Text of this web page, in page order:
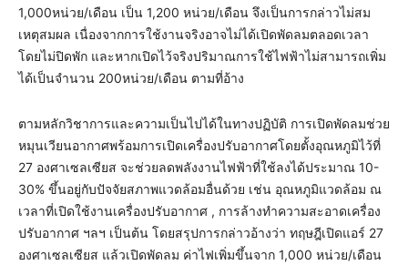
1,000หน่วย/เดือน เป็น 1,200 หน่วย/เดือน จึงเป็นการกล่าวไม่สม
เหตุสมผล เนื่องจากการใช้งานจริงอาจไม่ได้เปิดพัดลมตลอดเวลา
โดยไม่ปิดพัก และหากเปิดไว้จริงปริมาณการใช้ไฟฟ้าไม่สามารถเพิ่ม
ได้เป็นจำนวน 200หน่วย/เดือน ตามที่อ้าง
ตามหลักวิชาการและความเป็นไปได้ในทางปฏิบัติ การเปิดพัดลมช่วย
หมุนเวียนอากาศพร้อมการเปิดเครื่องปรับอากาศโดยตั้งอุณหภูมิไว้ที่
27 องศาเซลเซียส จะช่วยลดพลังงานไฟฟ้าที่ใช้ลงได้ประมาณ 10-
30% ขึ้นอยู่กับปัจจัยสภาพแวดล้อมอื่นด้วย เช่น อุณหภูมิแวดล้อม ณ
เวลาที่เปิดใช้งานเครื่องปรับอากาศ , การล้างทำความสะอาดเครื่อง
ปรับอากาศ ฯลฯ เป็นต้น โดยสรุปการกล่าวอ้างว่า ทฤษฎีเปิดแอร์ 27
องศาเซลเซียส แล้วเปิดพัดลม ค่าไฟเพิ่มขึ้นจาก 1,000 หน่วย/เดือน